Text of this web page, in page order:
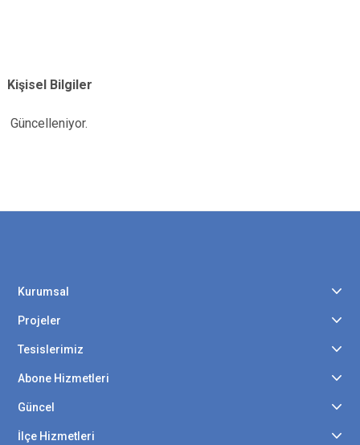
Kişisel Bilgiler
Güncelleniyor.
Kurumsal
Projeler
Tesislerimiz
Abone Hizmetleri
Güncel
İlçe Hizmetleri